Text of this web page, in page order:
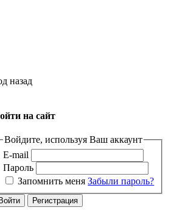
назад
на сайт
Войдите, используя Ваш аккаунт
E-mail
Пароль
Запомнить меня Забыли пароль?